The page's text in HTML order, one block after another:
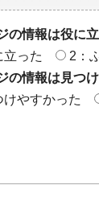
の情報は役に
立った
2：
の情報は見つ
けやすかった